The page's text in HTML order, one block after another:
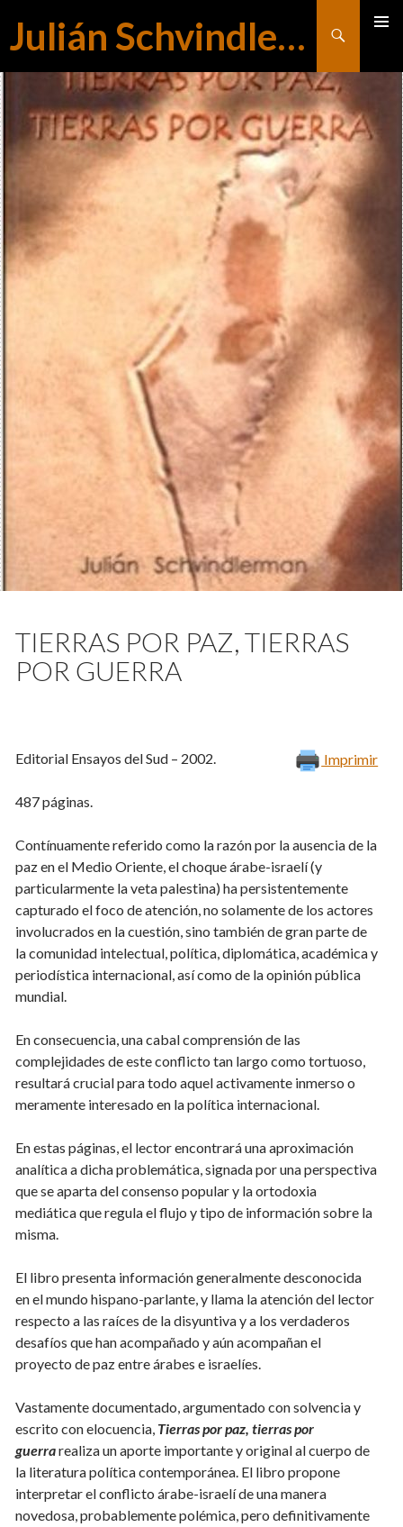
Julián Schvindlerman
Buscar
CONTENIDO
TIERRAS POR PAZ, TIERRAS
POR GUERRA
Imprimir
Editorial Ensayos del Sud – 2002.
487 páginas.
Contínuamente referido como la razón por la ausencia de la
paz en el Medio Oriente, el choque árabe-israelí (y
particularmente la veta palestina) ha persistentemente
capturado el foco de atención, no solamente de los actores
involucrados en la cuestión, sino también de gran parte de
la comunidad intelectual, política, diplomática, académica y
periodística internacional, así como de la opinión pública
mundial.
En consecuencia, una cabal comprensión de las
complejidades de este conflicto tan largo como tortuoso,
resultará crucial para todo aquel activamente inmerso o
meramente interesado en la política internacional.
En estas páginas, el lector encontrará una aproximación
analítica a dicha problemática, signada por una perspectiva
que se aparta del consenso popular y la ortodoxia
mediática que regula el flujo y tipo de información sobre la
misma.
El libro presenta información generalmente desconocida
en el mundo hispano-parlante, y llama la atención del lector
respecto a las raíces de la disyuntiva y a los verdaderos
desafíos que han acompañado y aún acompañan el
proyecto de paz entre árabes e israelíes.
Vastamente documentado, argumentado con solvencia y
escrito con elocuencia, Tierras por paz, tierras por
guerrarealiza un aporte importante y original al cuerpo de
la literatura política contemporánea. El libro propone
interpretar el conflicto árabe-israelí de una manera
novedosa, probablemente polémica, pero definitivamente